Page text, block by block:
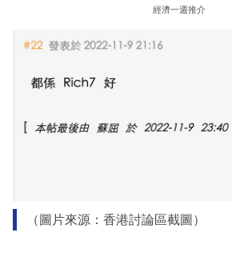
經濟一週推介
（圖片來源：香港討論區截圖）